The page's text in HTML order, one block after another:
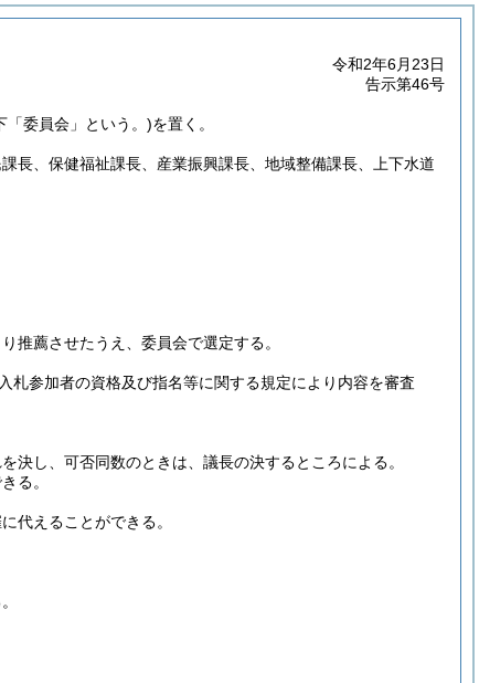
令和2年6月23日
告示第46号
「委員会」という。)を置く。
、保健福祉課長、産業振興課長、地域整備課長、上下水道
薦させたうえ、委員会で選定する。
参加者の資格及び指名等に関する規定により内容を審査
し、可否同数のときは、議長の決するところによる。
る。
代えることができる。